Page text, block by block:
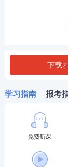
念，训
第二轮
式，掌
第三轮
频得
第四轮
下载
学习指南 报考
免费听课